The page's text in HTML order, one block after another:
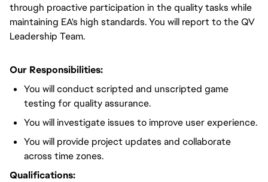
through proactive participation in the quality tasks while
maintaining EA's high standards. You will report to the QV
Leadership Team.
Our Responsibilities:
You will conduct scripted and unscripted game
testing for quality assurance.
You will investigate issues to improve user experience.
You will provide project updates and collaborate
across time zones.
Qualifications: